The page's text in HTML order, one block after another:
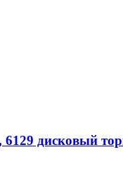
дисковый